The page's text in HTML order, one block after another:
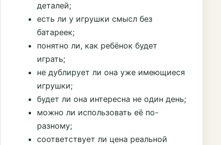
деталей;
есть ли у игрушки смысл без
батареек;
понятно ли, как ребёнок будет
играть;
не дублирует ли она уже имеющиеся
игрушки;
будет ли она интересна не один день;
можно ли использовать её по-
разному;
соответствует ли цена реальной